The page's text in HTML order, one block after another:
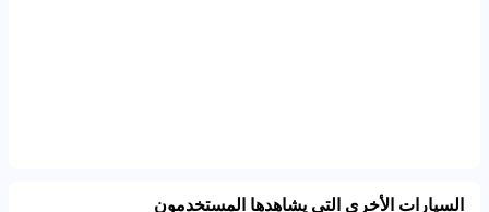
السيارات الأخرى التي يشاهدها المستخدمون